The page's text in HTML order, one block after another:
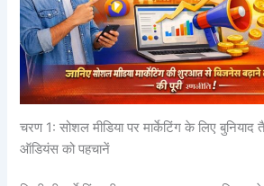
चरण 1: सोशल मीडिया पर मार्केटिंग के लिए बुनियाद
ऑडियंस को पहचानें